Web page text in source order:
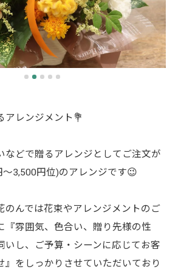
アレンジメント💐
などで贈るアレンジとしてご注文が
3,500円位)のアレンジです😉
のんでは花束やアレンジメントのご
『雰囲気、色合い、贈り先様の性
いし、ご予算・シーンに応じてお客
』をしっかりさせていただいており